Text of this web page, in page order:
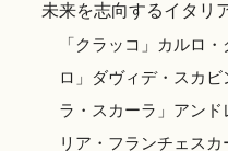
未来を志向するイタリ
「クラッコ」カルロ
ロ」ダヴィデ・スカ
ラ・スカーラ」アン
リア・フランチェス